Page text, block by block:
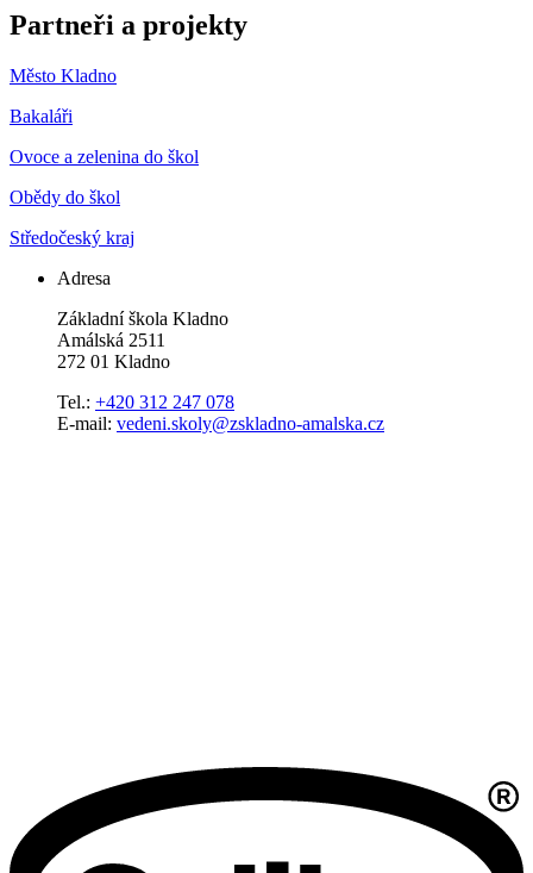
Partneři a projekty
Město Kladno
Bakaláři
Ovoce a zelenina do škol
Obědy do škol
Středočeský kraj
Adresa
Základní škola Kladno
Amálská 2511
272 01 Kladno
Tel.: +420 312 247 078
E-mail: vedeni.skoly@zskladno-amalska.cz